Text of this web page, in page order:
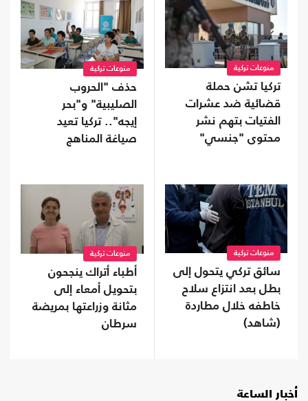
منوعات تركية
تركيا تشن حملة
قضائية ضد عشرات
الفتيات بتهم نشر
محتوى "جنسي"
منوعات تركية
حذف "الحروب
الصليبية" و"بحر
إيجه".. تركيا تعيد
صياغة المناهج
منوعات تركية
سائق تركي يتحول إلى
بطل بعد انتزاع سلاح
خاطفه خلال مطاردة
(شاهد)
منوعات تركية
أطباء أتراك ينجحون
بتحويل أمعاء إلى
مثانة وزراعتها بمريضة
سرطان
أخبار الساعة